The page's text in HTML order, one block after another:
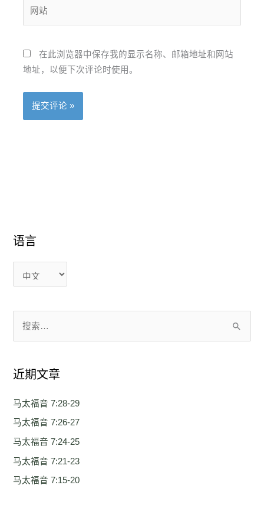
在此浏览器中保存我的显示名称、邮箱地址和网站
地址，以便下次评论时使用。
语言
语
近期文章
马太福音 7:28-29
马太福音 7:26-27
马太福音 7:24-25
马太福音 7:21-23
马太福音 7:15-20
语